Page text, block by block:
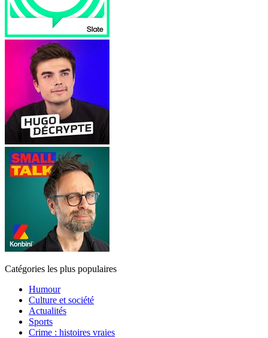
Catégories les plus populaires
Humour
Culture et société
Actualités
Sports
Crime : histoires vraies